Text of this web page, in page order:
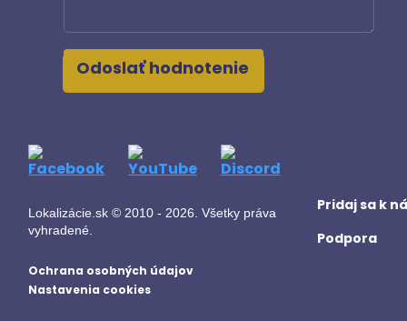
Odoslať hodnotenie
Lokalizácie.sk © 2010 - 2026. Všetky práva
vyhradené.
Ochrana osobných údajov
Nastavenia cookies
Pridaj sa k
Podpora